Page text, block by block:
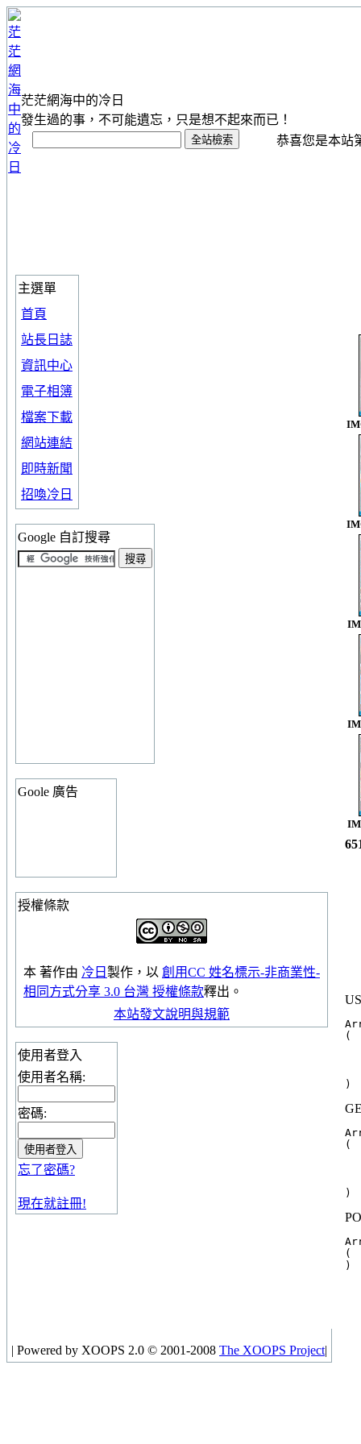
茫茫網海中的冷日
發生過的事，不可能遺忘，只是想不起來而已！
恭喜您是本站
主選單
首頁
站長日誌
資訊中心
電子相簿
檔案下載
網站連結
即時新聞
招喚冷日
Google 自訂搜尋
Goole 廣告
授權條款
本 著作由 冷日 製作，以 創用CC 姓名標示-非商業性-
相同方式分享 3.0 台灣 授權條款釋出。
本站發文說明與規範
使用者登入
使用者名稱:
密碼:
忘了密碼?
現在就註冊!
(
(
(
| Powered by XOOPS 2.0 © 2001-2008 The XOOPS Project|